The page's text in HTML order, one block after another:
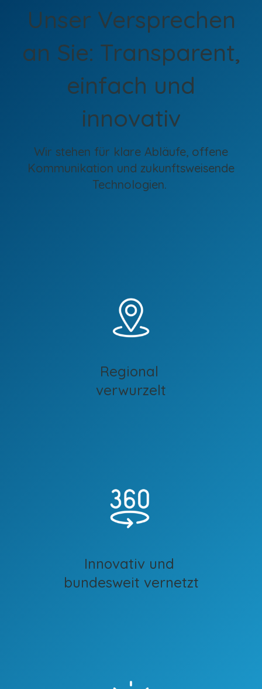
Unser Versprechen
an Sie: Transparent,
einfach und
innovativ
Wir stehen für klare Abläufe, offene
Kommunikation und zukunftsweisende
Technologien.
Regional
verwurzelt
Innovativ und
bundesweit vernetzt